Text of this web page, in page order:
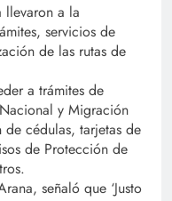
llevaron a la
servicios de
de las rutas de
a trámites de
y Migración
cédulas, tarjetas de
de Protección de
señaló que ‘Justo